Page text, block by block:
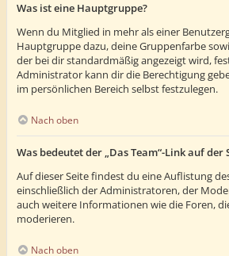
Was ist eine Hauptgruppe?
Wenn du Mitglied in mehr als einer
Hauptgruppe dazu, deine Gruppenfarbe
der bei dir standardmäßig angezeigt wird,
Administrator kann dir die Berechtigung
im persönlichen Bereich selbst festzulegen.
Nach oben
Was bedeutet der „Das Team“-Link auf der
Auf dieser Seite findest du eine Auflistung
einschließlich der Administratoren, der
auch weitere Informationen wie die Foren,
moderieren.
Nach oben